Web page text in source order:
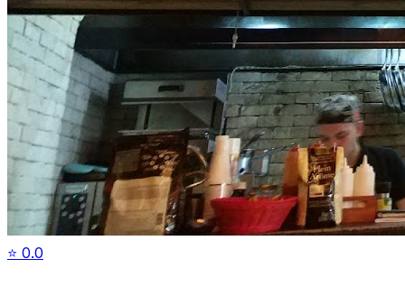
⭐ 0.0